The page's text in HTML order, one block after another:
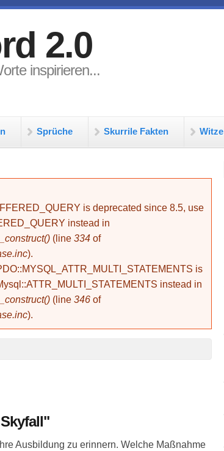
2.0
inspirieren...
Sprüche Skurrile Fakten Witze
is deprecated since 8.5, use
instead in
(line 334 of
).
is
instead in
(line 346 of
).
Ausbildung zu erinnern. Welche Maßnahme